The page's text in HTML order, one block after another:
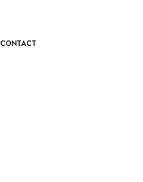
CONTACT